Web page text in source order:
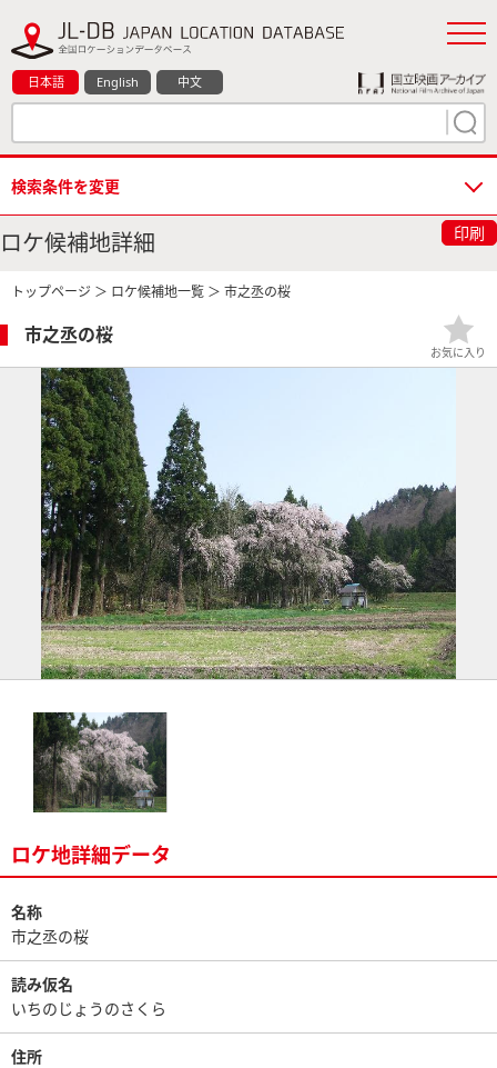
日本語 English 中文
検索条件を変更
ロケ候補地詳細 印刷
トップページ ＞ ロケ候補地一覧 ＞ 市之丞の桜
市之丞の桜
お気に入り
ロケ地詳細データ
名称
市之丞の桜
読み仮名
いちのじょうのさくら
住所